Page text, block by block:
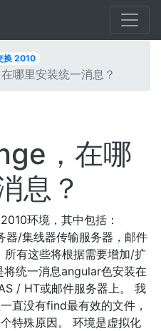
换 2010
哪里安装统一消息？
，在哪
息？
环境，其中包括：
器/集线器传输服务器，邮件
所有这些将根据需要增加/扩
统一消息angular色安装在
/ HT或邮件服务器上。 我
直没有find最有效的文件，
特殊原因。 环境是虚拟化